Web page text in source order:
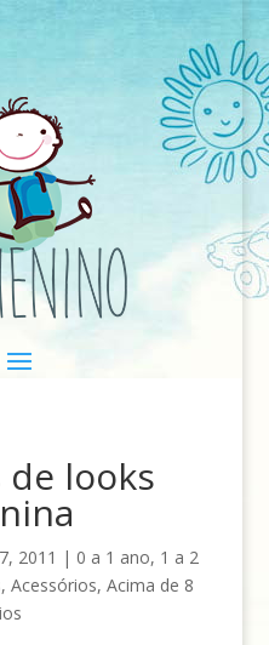
de looks
2011 | 0 a 1 ano, 1 a 2
, Acessórios, Acima de 8